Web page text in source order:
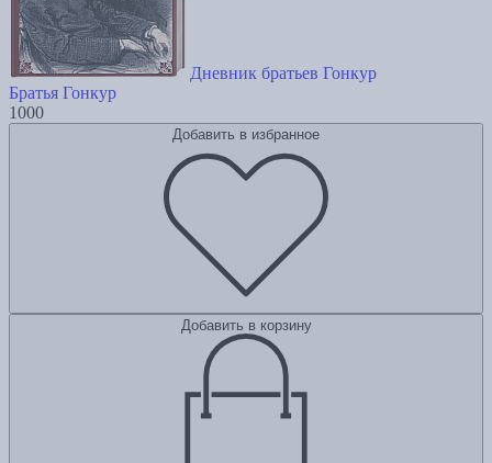
Дневник братьев Гонкур
Братья Гонкур
1000
Добавить в избранное
Добавить в корзину